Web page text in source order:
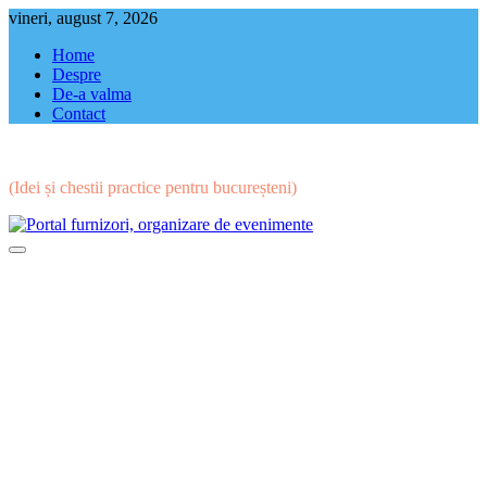
Skip
content
vineri, august 7, 2026
Home
Despre
De-a valma
Contact
(Idei și chestii practice pentru bucureșteni)